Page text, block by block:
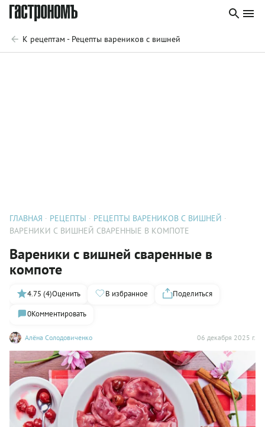
К рецептам - Рецепты вареников с вишней
ГЛАВНАЯ РЕЦЕПТЫ
РЕЦЕПТЫ ВАРЕНИКОВ С ВИШНЕЙ
ВАРЕНИКИ С ВИШНЕЙ СВАРЕННЫЕ В КОМПОТЕ
Вареники с вишней сваренные в
компоте
Алёна Солодовиченко 06 декабря 2025 г.
4.75 (4)Оценить В избранное
Поделиться
0Комментировать